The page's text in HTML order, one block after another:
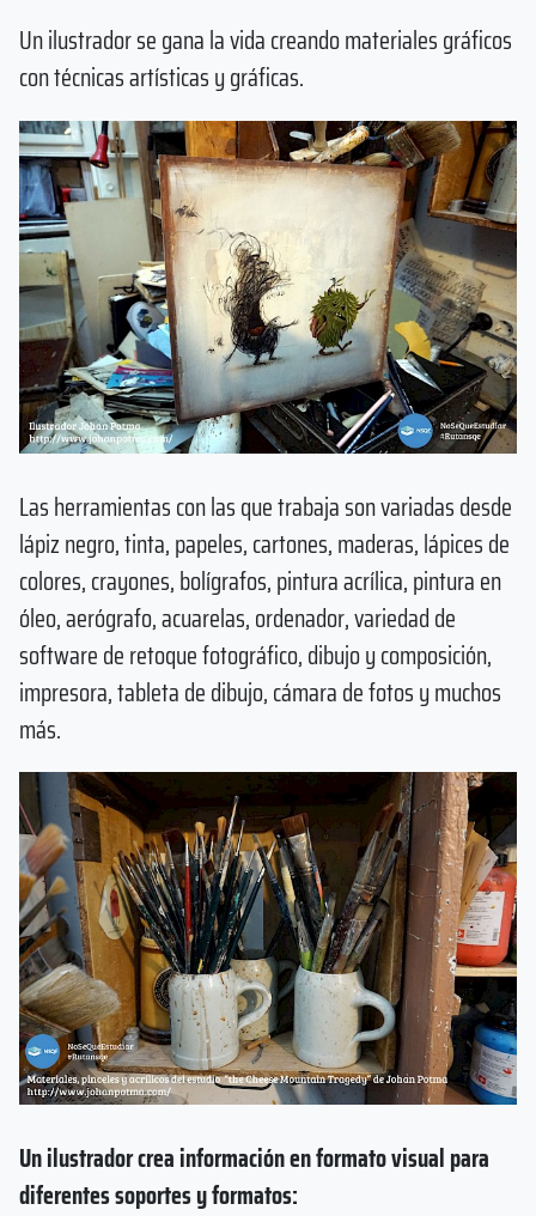
Un ilustrador se gana la vida creando materiales gráficos
con técnicas artísticas y gráficas.
Las herramientas con las que trabaja son variadas desde
lápiz negro, tinta, papeles, cartones, maderas, lápices de
colores, crayones, bolígrafos, pintura acrílica, pintura en
óleo, aerógrafo, acuarelas, ordenador, variedad de
software de retoque fotográfico, dibujo y composición,
impresora, tableta de dibujo, cámara de fotos y muchos
más.
Un ilustrador crea información en formato visual para
diferentes soportes y formatos: